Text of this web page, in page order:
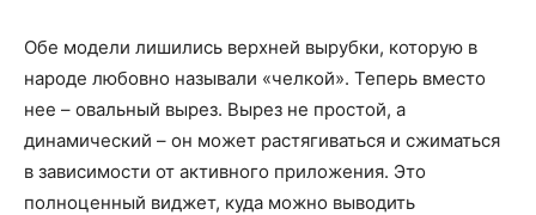
Обе модели лишились верхней вырубки, которую в
народе любовно называли «челкой». Теперь вместо
нее – овальный вырез. Вырез не простой, а
динамический – он может растягиваться и сжиматься
в зависимости от активного приложения. Это
полноценный виджет, куда можно выводить